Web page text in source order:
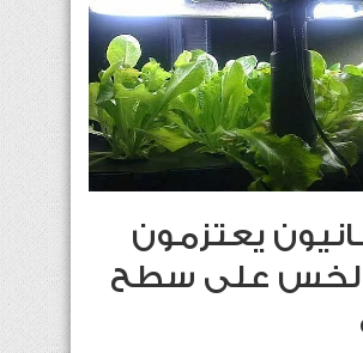
يعتزمون
الخس على سطح